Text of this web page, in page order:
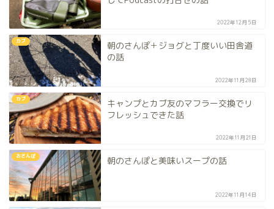
2022年12月5日
カブ
朝のさんぽ＋ジョグと丁度いい田舎道
の話
2022年11月28日
カブ
キャンプとカブ友のマフラー交換でリ
フレッシュできた話
2022年11月21日
おさんぽ 朝のさんぽと美味いスープの話
2022年11月14日